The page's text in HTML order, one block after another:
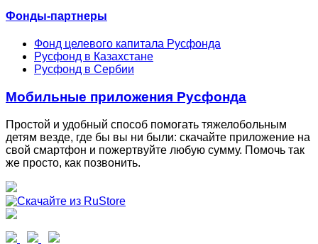
Фонды-партнеры
Фонд целевого капитала Русфонда
Русфонд в Казахстане
Русфонд в Сербии
Мобильные приложения Русфонда
Простой и удобный способ помогать тяжелобольным
детям везде, где бы вы ни были: скачайте приложение на
свой смартфон и пожертвуйте любую сумму. Помочь так
же просто, как позвонить.